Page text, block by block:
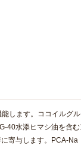
します。ココイルグ
40水添ヒマシ油を含
寄与します。PCA-